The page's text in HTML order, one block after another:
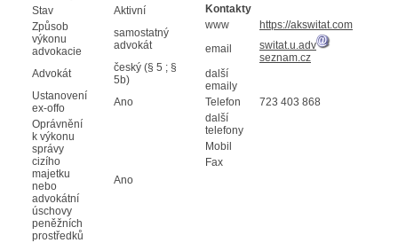
Stav
Aktivní
Způsob
výkonu
advokacie
samostatný
advokát
Advokát
český (§ 5 ; §
5b)
Ustanovení
ex-offo
Ano
Oprávnění
k výkonu
správy
cizího
majetku
nebo
advokátní
úschovy
peněžních
prostředků
Ano
Kontakty
www
https://akswitat.com
email
switat.u.adv
seznam.cz
další
emaily
Telefon
723 403 868
další
telefony
Mobil
Fax